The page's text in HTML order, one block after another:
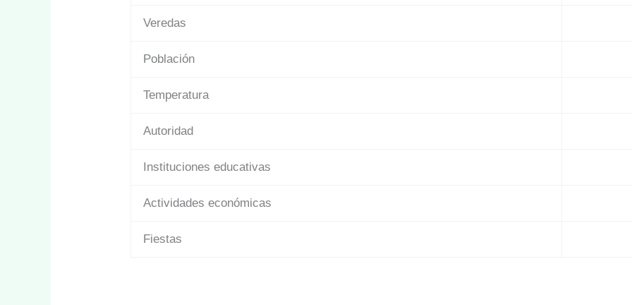
Veredas
Población
Temperatura
Autoridad
Instituciones educativas
Actividades económicas
Fiestas